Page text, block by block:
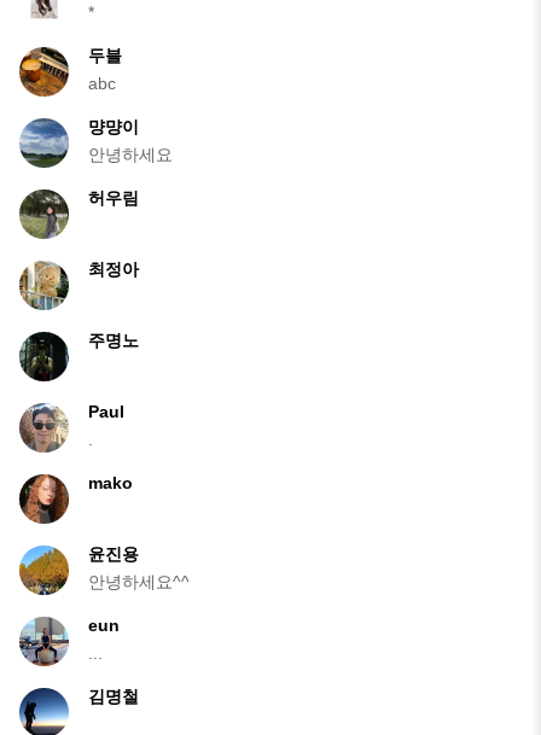
*
두블
abc
먕먕이
안녕하세요
허우림
최정아
주명노
Paul
.
mako
윤진용
안녕하세요^^
eun
...
김명철